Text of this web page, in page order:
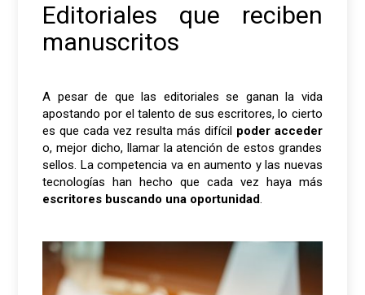
Editoriales que reciben
manuscritos
A pesar de que las editoriales se ganan la vida
apostando por el talento de sus escritores, lo cierto
es que cada vez resulta más difícil poder acceder
o, mejor dicho, llamar la atención de estos grandes
sellos. La competencia va en aumento y las nuevas
tecnologías han hecho que cada vez haya más
escritores buscando una oportunidad.